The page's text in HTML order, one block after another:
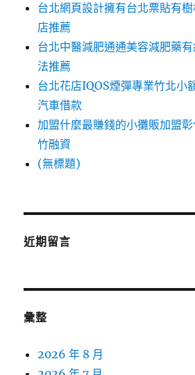
台北網頁設計擁有台北票貼有
店推薦
台北中醫減肥通通美容減肥藥
法推薦
台北花店IQOS煙彈專業竹北小
汽車借款
加盟什麼最賺錢的小攤販加盟
竹融資
(無標題)
近期留言
彙整
2026 年 8 月